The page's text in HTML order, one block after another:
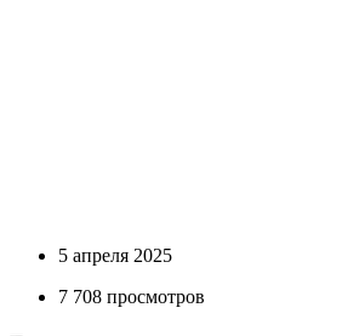
5 апреля 2025
7 708 просмотров